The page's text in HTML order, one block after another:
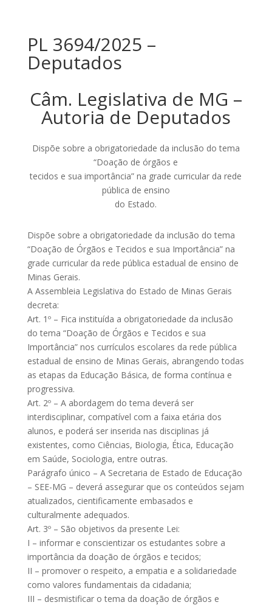
PL 3694/2025 –
Deputados
Câm. Legislativa de MG –
Autoria de Deputados
Dispõe sobre a obrigatoriedade da inclusão do tema
“Doação de órgãos e
tecidos e sua importância” na grade curricular da rede
pública de ensino
do Estado.
Dispõe sobre a obrigatoriedade da inclusão do tema
“Doação de Órgãos e Tecidos e sua Importância” na
grade curricular da rede pública estadual de ensino de
Minas Gerais.
A Assembleia Legislativa do Estado de Minas Gerais
decreta:
Art. 1º – Fica instituída a obrigatoriedade da inclusão
do tema “Doação de Órgãos e Tecidos e sua
Importância” nos currículos escolares da rede pública
estadual de ensino de Minas Gerais, abrangendo todas
as etapas da Educação Básica, de forma contínua e
progressiva.
Art. 2º – A abordagem do tema deverá ser
interdisciplinar, compatível com a faixa etária dos
alunos, e poderá ser inserida nas disciplinas já
existentes, como Ciências, Biologia, Ética, Educação
em Saúde, Sociologia, entre outras.
Parágrafo único – A Secretaria de Estado de Educação
– SEE-MG – deverá assegurar que os conteúdos sejam
atualizados, cientificamente embasados e
culturalmente adequados.
Art. 3º – São objetivos da presente Lei:
I – informar e conscientizar os estudantes sobre a
importância da doação de órgãos e tecidos;
II – promover o respeito, a empatia e a solidariedade
como valores fundamentais da cidadania;
III – desmistificar o tema da doação de órgãos e